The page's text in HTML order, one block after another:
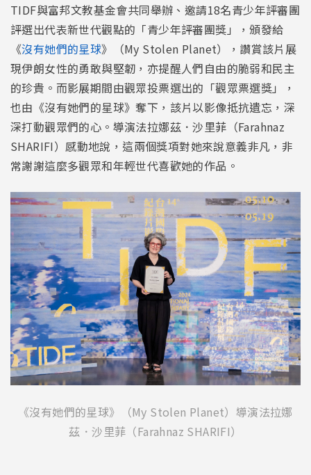
TIDF與富邦文教基金會共同舉辦、邀請18名青少年評審團
評選出代表新世代觀點的「青少年評審團獎」，頒發給
《沒有她們的星球》（My Stolen Planet），讚賞該片展
現伊朗女性的勇敢與堅韌，亦提醒人們自由的脆弱和民主
的珍貴。而影展期間由觀眾投票選出的「觀眾票選獎」，
也由《沒有她們的星球》奪下，該片以影像抵抗遺忘，深
深打動觀眾們的心。導演法拉娜茲．沙里菲（Farahnaz
SHARIFI）感動地說，這兩個獎項對她來說意義非凡，非
常謝謝這麼多觀眾和年輕世代喜歡她的作品。
《沒有她們的星球》（My Stolen Planet）導演法拉娜
茲．沙里菲（Farahnaz SHARIFI）